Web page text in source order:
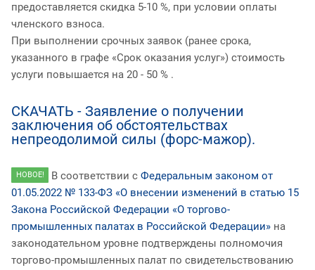
предоставляется скидка 5-10 %, при условии оплаты
членского взноса.
При выполнении срочных заявок (ранее срока,
указанного в графе «Срок оказания услуг») стоимость
услуги повышается на 20 - 50 % .
СКАЧАТЬ - Заявление о получении
заключения об обстоятельствах
непреодолимой силы (форс-мажор).
НОВОЕ! В соответствии сФедеральным законом от
01.05.2022 № 133-ФЗ «О внесении изменений в статью 15
Закона Российской Федерации «О торгово-
промышленных палатах в Российской Федерации» на
законодательном уровне подтверждены полномочия
торгово-промышленных палат по свидетельствованию